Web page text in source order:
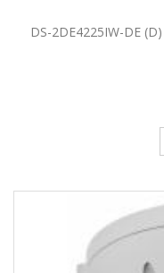
DS-2DE4225IW-DE